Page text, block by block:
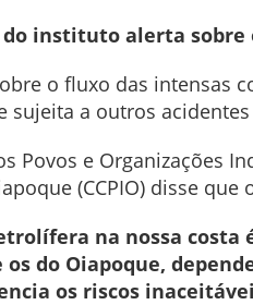
instituto alerta sobre
o fluxo das intensas
sujeita a outros
Povos e Organizações
(CCPIO) disse
na nossa costa
do Oiapoque,
os riscos